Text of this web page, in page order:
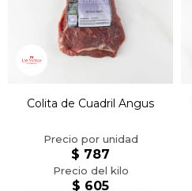
Colita de Cuadril Angus
$ 605
$ 787